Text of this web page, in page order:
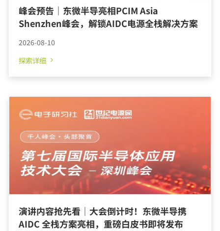
峰会预告｜东微半导亮相PCIM Asia
Shenzhen峰会，解锁AIDC电源全栈解决方案
2026-08-10
演讲内容抢先看｜大会倒计时！东微半导携
AIDC 全栈方案亮相，重磅白皮书即将发布